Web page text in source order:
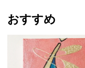
おすすめ